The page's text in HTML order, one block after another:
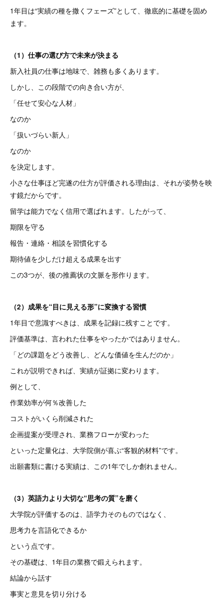
1年目は“実績の種を撒くフェーズ”として、徹底的に基礎を固め
ます。
（1）仕事の選び方で未来が決まる
新入社員の仕事は地味で、雑務も多くあります。
しかし、この段階での向き合い方が、
「任せて安心な人材」
なのか
「扱いづらい新人」
なのか
を決定します。
小さな仕事ほど完遂の仕方が評価される理由は、それが姿勢を映
す鏡だからです。
留学は能力でなく信用で選ばれます。したがって、
期限を守る
報告・連絡・相談を習慣化する
期待値を少しだけ超える成果を出す
この3つが、後の推薦状の文脈を形作ります。
（2）成果を“目に見える形”に変換する習慣
1年目で意識すべきは、成果を記録に残すことです。
評価基準は、言われた仕事をやったかではありません。
「どの課題をどう改善し、どんな価値を生んだのか」
これが説明できれば、実績が証拠に変わります。
例として、
作業効率が何％改善した
コストがいくら削減された
企画提案が受理され、業務フローが変わった
といった定量化は、大学院側が喜ぶ“客観的材料”です。
出願書類に書ける実績は、この1年でしか創れません。
（3）英語力より大切な“思考の質”を磨く
大学院が評価するのは、語学力そのものではなく、
思考力を言語化できるか
という点です。
その基礎は、1年目の業務で鍛えられます。
結論から話す
事実と意見を切り分ける